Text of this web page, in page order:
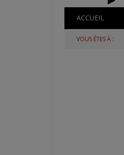
ACCUEIL
VOUS ÊTES À :